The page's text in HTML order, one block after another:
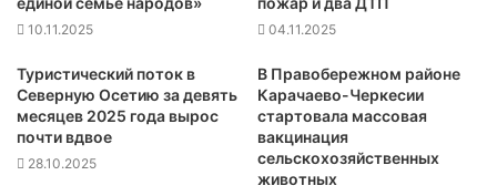
10.11.2025 04.11.2025
Туристический поток в
Северную Осетию за девять
месяцев 2025 года вырос
почти вдвое
28.10.2025
В Правобережном районе
Карачаево-Черкесии
стартовала массовая
вакцинация
сельскохозяйственных
животных